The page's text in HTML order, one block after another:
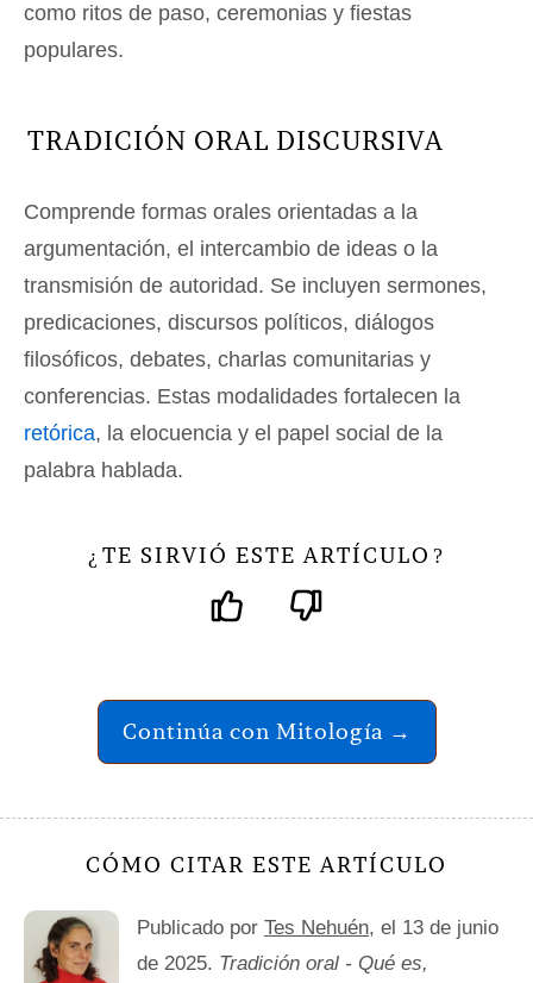
como ritos de paso, ceremonias y fiestas
populares.
TRADICIÓN ORAL DISCURSIVA
Comprende formas orales orientadas a la
argumentación, el intercambio de ideas o la
transmisión de autoridad. Se incluyen sermones,
predicaciones, discursos políticos, diálogos
filosóficos, debates, charlas comunitarias y
conferencias. Estas modalidades fortalecen la
retórica, la elocuencia y el papel social de la
palabra hablada.
¿ TE SIRVIÓ ESTE ARTÍCULO ?
Continúa con Mitología →
CÓMO CITAR ESTE ARTÍCULO
Publicado por Tes Nehuén, el 13 de junio
de 2025. Tradición oral - Qué es,